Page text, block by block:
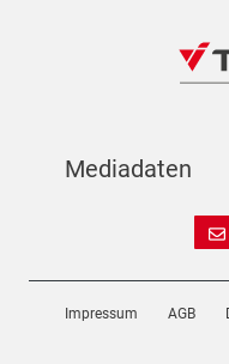
Mediadaten
Impressum AGB